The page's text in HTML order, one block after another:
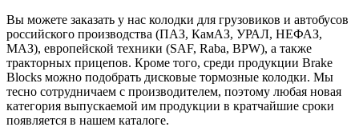
Вы можете заказать у нас колодки для грузовиков и автобусов
российского производства (ПАЗ, КамАЗ, УРАЛ, НЕФАЗ,
МАЗ), европейской техники (SAF, Raba, BPW), а также
тракторных прицепов. Кроме того, среди продукции Brake
Blocks можно подобрать дисковые тормозные колодки. Мы
тесно сотрудничаем с производителем, поэтому любая новая
категория выпускаемой им продукции в кратчайшие сроки
появляется в нашем каталоге.